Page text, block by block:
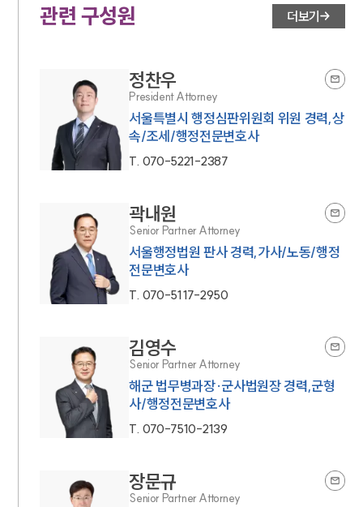
관련 구성원 더보기
정찬우
President Attorney
서울특별시 행정심판위원회 위원 경력,상
속/조세/행정전문변호사
T. 070-5221-2387
곽내원
Senior Partner Attorney
서울행정법원 판사 경력,가사/노동/행정
전문변호사
T. 070-5117-2950
김영수
Senior Partner Attorney
해군 법무병과장·군사법원장 경력,군형
사/행정전문변호사
T. 070-7510-2139
장문규
Senior Partner Attorney